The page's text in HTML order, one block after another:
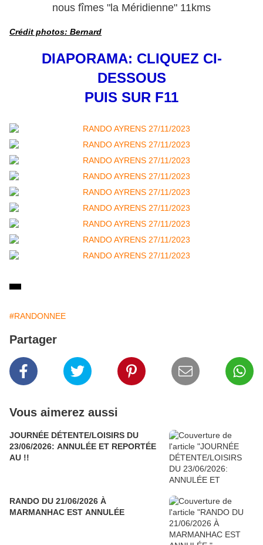
nous fîmes "la Méridienne" 11kms
Crédit photos: Bernard
DIAPORAMA: CLIQUEZ CI-
DESSOUS
PUIS SUR F11
#RANDONNEE
Partager
Vous aimerez aussi
JOURNÉE DÉTENTE/LOISIRS DU
23/06/2026: ANNULÉE ET REPORTÉE
AU !!
RANDO DU 21/06/2026 À
MARMANHAC EST ANNULÉE